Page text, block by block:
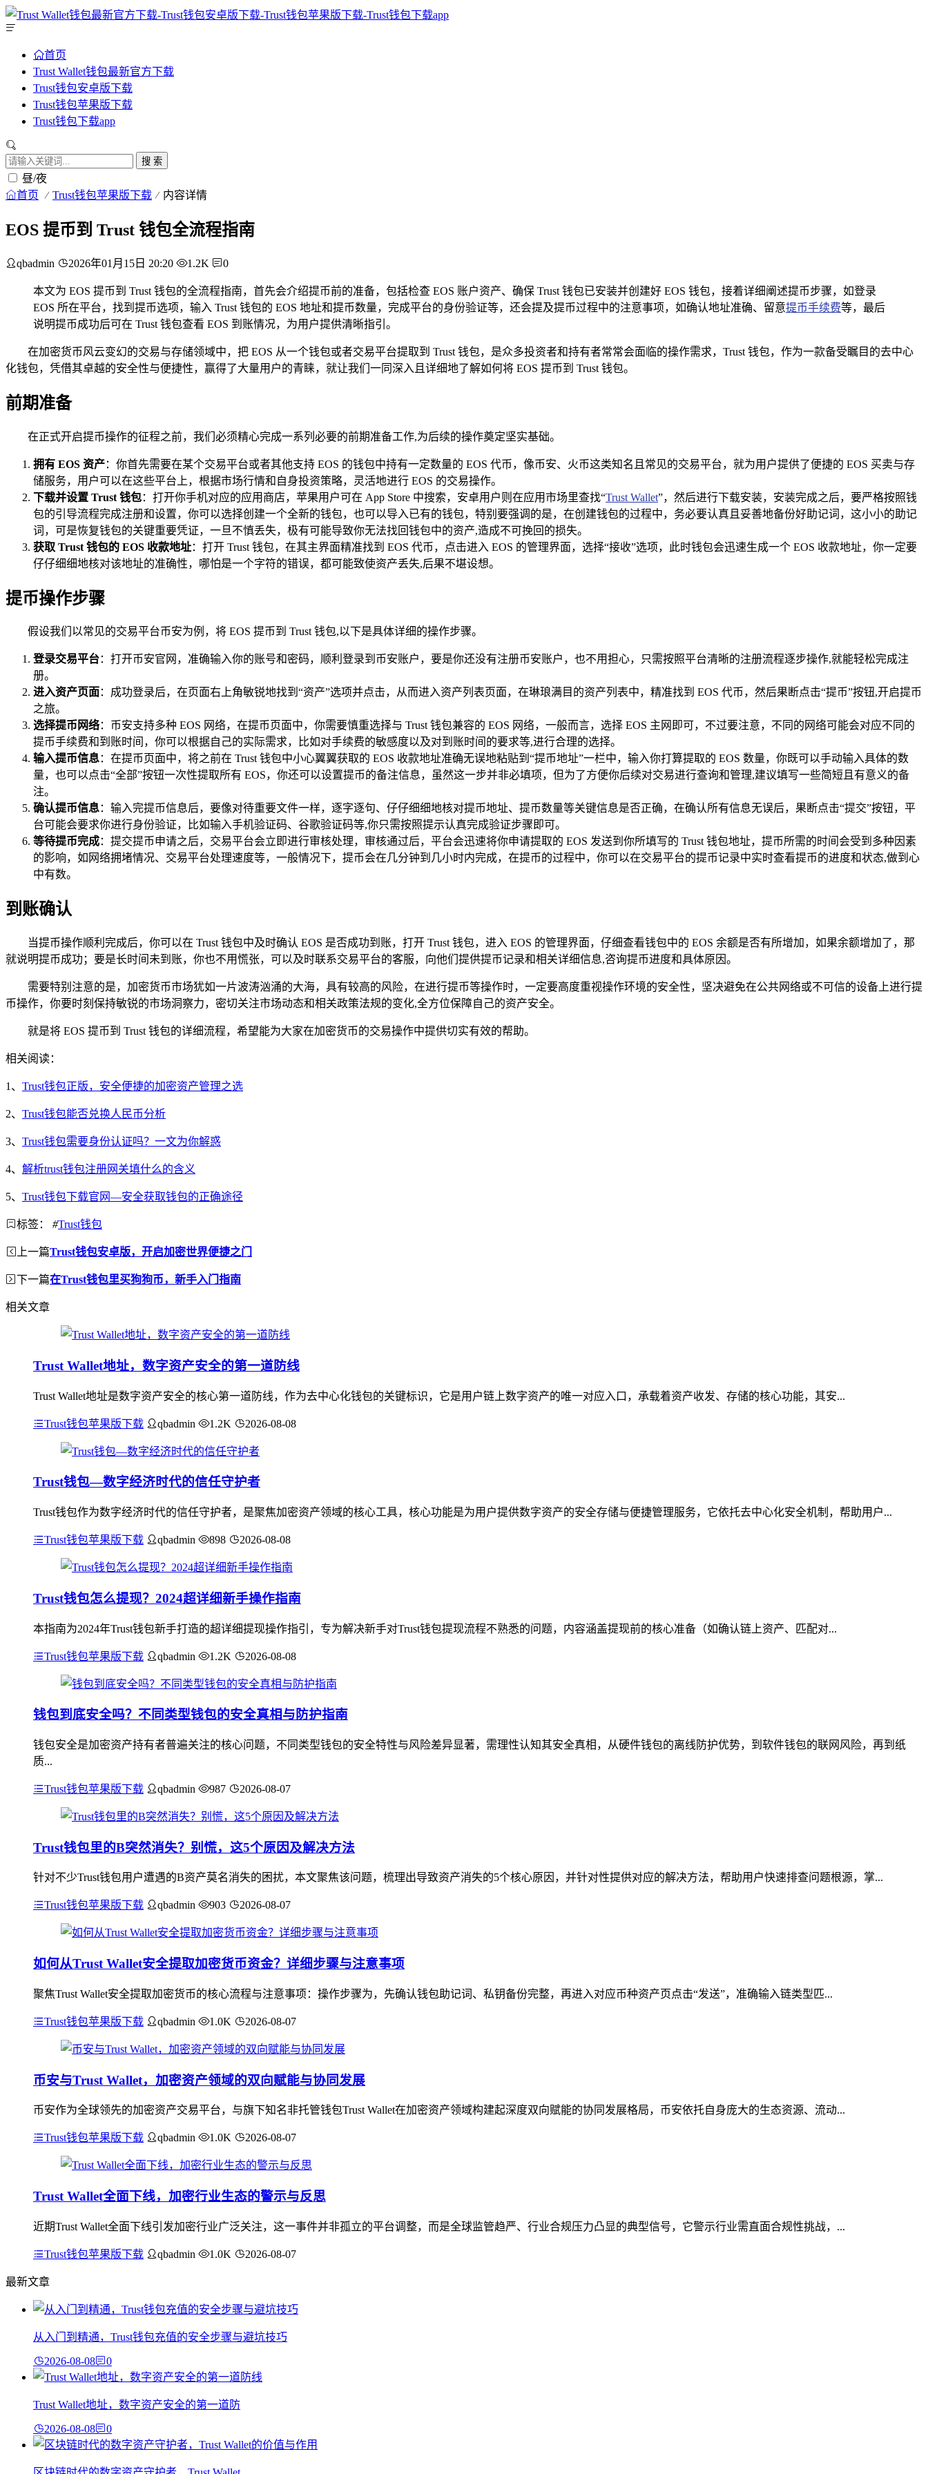
首页
Trust Wallet钱包最新官方下载
Trust钱包安卓版下载
Trust钱包苹果版下载
Trust钱包下载app
搜 索
昼/夜
首页 Trust钱包苹果版下载 内容详情
EOS 提币到 Trust 钱包全流程指南
qbadmin 2026年01月15日 20:20 1.2K 0
本文为 EOS 提币到 Trust 钱包的全流程指南，首先会介绍提币前的准备，包括检查 EOS 账户资产、确保 Trust 钱包已安装并创建好 EOS 钱包，接着详细阐述提币步骤，如登录
EOS 所在平台，找到提币选项，输入 Trust 钱包的 EOS 地址和提币数量，完成平台的身份验证等，还会提及提币过程中的注意事项，如确认地址准确、留意提币手续费等，最后
说明提币成功后可在 Trust 钱包查看 EOS 到账情况，为用户提供清晰指引。
在加密货币风云变幻的交易与存储领域中，把 EOS 从一个钱包或者交易平台提取到 Trust 钱包，是众多投资者和持有者常常会面临的操作需求，Trust 钱包，作为一款备受瞩目的去中心
化钱包，凭借其卓越的安全性与便捷性，赢得了大量用户的青睐，就让我们一同深入且详细地了解如何将 EOS 提币到 Trust 钱包。
前期准备
在正式开启提币操作的征程之前，我们必须精心完成一系列必要的前期准备工作,为后续的操作奠定坚实基础。
拥有 EOS 资产：你首先需要在某个交易平台或者其他支持 EOS 的钱包中持有一定数量的 EOS 代币，像币安、火币这类知名且常见的交易平台，就为用户提供了便捷的 EOS 买卖与存
储服务，用户可以在这些平台上，根据市场行情和自身投资策略，灵活地进行 EOS 的交易操作。
下载并设置 Trust 钱包：打开你手机对应的应用商店，苹果用户可在 App Store 中搜索，安卓用户则在应用市场里查找“Trust Wallet”，然后进行下载安装，安装完成之后，要严格按照钱
包的引导流程完成注册和设置，你可以选择创建一个全新的钱包，也可以导入已有的钱包，特别要强调的是，在创建钱包的过程中，务必要认真且妥善地备份好助记词，这小小的助记
词，可是恢复钱包的关键重要凭证，一旦不慎丢失，极有可能导致你无法找回钱包中的资产,造成不可挽回的损失。
获取 Trust 钱包的 EOS 收款地址：打开 Trust 钱包，在其主界面精准找到 EOS 代币，点击进入 EOS 的管理界面，选择“接收”选项，此时钱包会迅速生成一个 EOS 收款地址，你一定要
仔仔细细地核对该地址的准确性，哪怕是一个字符的错误，都可能致使资产丢失,后果不堪设想。
提币操作步骤
假设我们以常见的交易平台币安为例，将 EOS 提币到 Trust 钱包,以下是具体详细的操作步骤。
登录交易平台：打开币安官网，准确输入你的账号和密码，顺利登录到币安账户，要是你还没有注册币安账户，也不用担心，只需按照平台清晰的注册流程逐步操作,就能轻松完成注
册。
进入资产页面：成功登录后，在页面右上角敏锐地找到“资产”选项并点击，从而进入资产列表页面，在琳琅满目的资产列表中，精准找到 EOS 代币，然后果断点击“提币”按钮,开启提币
之旅。
选择提币网络：币安支持多种 EOS 网络，在提币页面中，你需要慎重选择与 Trust 钱包兼容的 EOS 网络，一般而言，选择 EOS 主网即可，不过要注意，不同的网络可能会对应不同的
提币手续费和到账时间，你可以根据自己的实际需求，比如对手续费的敏感度以及对到账时间的要求等,进行合理的选择。
输入提币信息：在提币页面中，将之前在 Trust 钱包中小心翼翼获取的 EOS 收款地址准确无误地粘贴到“提币地址”一栏中，输入你打算提取的 EOS 数量，你既可以手动输入具体的数
量，也可以点击“全部”按钮一次性提取所有 EOS，你还可以设置提币的备注信息，虽然这一步并非必填项，但为了方便你后续对交易进行查询和管理,建议填写一些简短且有意义的备
注。
确认提币信息：输入完提币信息后，要像对待重要文件一样，逐字逐句、仔仔细细地核对提币地址、提币数量等关键信息是否正确，在确认所有信息无误后，果断点击“提交”按钮，平
台可能会要求你进行身份验证，比如输入手机验证码、谷歌验证码等,你只需按照提示认真完成验证步骤即可。
等待提币完成：提交提币申请之后，交易平台会立即进行审核处理，审核通过后，平台会迅速将你申请提取的 EOS 发送到你所填写的 Trust 钱包地址，提币所需的时间会受到多种因素
的影响，如网络拥堵情况、交易平台处理速度等，一般情况下，提币会在几分钟到几小时内完成，在提币的过程中，你可以在交易平台的提币记录中实时查看提币的进度和状态,做到心
中有数。
到账确认
当提币操作顺利完成后，你可以在 Trust 钱包中及时确认 EOS 是否成功到账，打开 Trust 钱包，进入 EOS 的管理界面，仔细查看钱包中的 EOS 余额是否有所增加，如果余额增加了，那
就说明提币成功；要是长时间未到账，你也不用慌张，可以及时联系交易平台的客服，向他们提供提币记录和相关详细信息,咨询提币进度和具体原因。
需要特别注意的是，加密货币市场犹如一片波涛汹涌的大海，具有较高的风险，在进行提币等操作时，一定要高度重视操作环境的安全性，坚决避免在公共网络或不可信的设备上进行提
币操作，你要时刻保持敏锐的市场洞察力，密切关注市场动态和相关政策法规的变化,全方位保障自己的资产安全。
就是将 EOS 提币到 Trust 钱包的详细流程，希望能为大家在加密货币的交易操作中提供切实有效的帮助。
相关阅读：
1、 Trust钱包正版，安全便捷的加密资产管理之选
2、 Trust钱包能否兑换人民币分析
3、 Trust钱包需要身份认证吗？一文为你解惑
4、 解析trust钱包注册网关填什么的含义
5、 Trust钱包下载官网—安全获取钱包的正确途径
标签： #Trust钱包
上一篇Trust钱包安卓版，开启加密世界便捷之门
下一篇在Trust钱包里买狗狗币，新手入门指南
相关文章
Trust Wallet地址，数字资产安全的第一道防线
Trust Wallet地址是数字资产安全的核心第一道防线，作为去中心化钱包的关键标识，它是用户链上数字资产的唯一对应入口，承载着资产收发、存储的核心功能，其安...
Trust钱包苹果版下载 qbadmin 1.2K 2026-08-08
Trust钱包—数字经济时代的信任守护者
Trust钱包作为数字经济时代的信任守护者，是聚焦加密资产领域的核心工具，核心功能是为用户提供数字资产的安全存储与便捷管理服务，它依托去中心化安全机制，帮助用户...
Trust钱包苹果版下载 qbadmin 898 2026-08-08
Trust钱包怎么提现？2024超详细新手操作指南
本指南为2024年Trust钱包新手打造的超详细提现操作指引，专为解决新手对Trust钱包提现流程不熟悉的问题，内容涵盖提现前的核心准备（如确认链上资产、匹配对...
Trust钱包苹果版下载 qbadmin 1.2K 2026-08-08
钱包到底安全吗？不同类型钱包的安全真相与防护指南
钱包安全是加密资产持有者普遍关注的核心问题，不同类型钱包的安全特性与风险差异显著，需理性认知其安全真相，从硬件钱包的离线防护优势，到软件钱包的联网风险，再到纸
质...
Trust钱包苹果版下载 qbadmin 987 2026-08-07
Trust钱包里的B突然消失？别慌，这5个原因及解决方法
针对不少Trust钱包用户遭遇的B资产莫名消失的困扰，本文聚焦该问题，梳理出导致资产消失的5个核心原因，并针对性提供对应的解决方法，帮助用户快速排查问题根源，掌...
Trust钱包苹果版下载 qbadmin 903 2026-08-07
如何从Trust Wallet安全提取加密货币资金？详细步骤与注意事项
聚焦Trust Wallet安全提取加密货币的核心流程与注意事项：操作步骤为，先确认钱包助记词、私钥备份完整，再进入对应币种资产页点击“发送”，准确输入链类型匹...
Trust钱包苹果版下载 qbadmin 1.0K 2026-08-07
币安与Trust Wallet，加密资产领域的双向赋能与协同发展
币安作为全球领先的加密资产交易平台，与旗下知名非托管钱包Trust Wallet在加密资产领域构建起深度双向赋能的协同发展格局，币安依托自身庞大的生态资源、流动...
Trust钱包苹果版下载 qbadmin 1.0K 2026-08-07
Trust Wallet全面下线，加密行业生态的警示与反思
近期Trust Wallet全面下线引发加密行业广泛关注，这一事件并非孤立的平台调整，而是全球监管趋严、行业合规压力凸显的典型信号，它警示行业需直面合规性挑战，...
Trust钱包苹果版下载 qbadmin 1.0K 2026-08-07
最新文章
从入门到精通，Trust钱包充值的安全步骤与避坑技巧
2026-08-08 0
Trust Wallet地址，数字资产安全的第一道防
2026-08-08 0